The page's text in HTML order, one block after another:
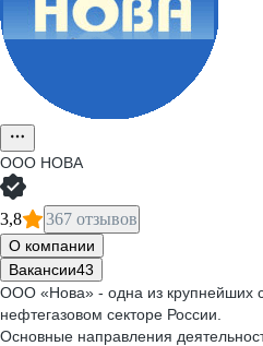
ООО НОВА
3,8 367 отзывов
О компании
Вакансии43
ООО «Нова» - одна из крупнейших
нефтегазовом секторе России.
Основные направления